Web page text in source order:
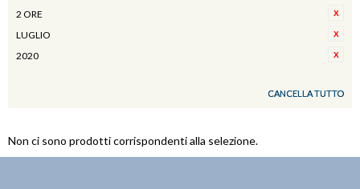
2 ORE
LUGLIO
2020
CANCELLA TUTTO
Non ci sono prodotti corrispondenti alla selezione.